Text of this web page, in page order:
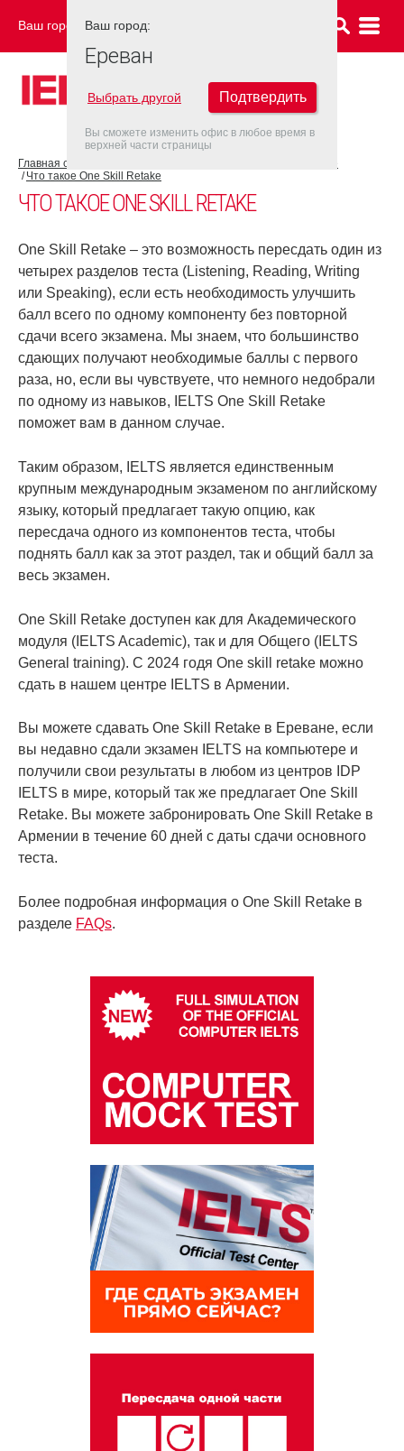
Ваш город: ЕРЕВАН
Главная страница
Что такое One Skill Retake
ЧТО ТАКОЕ ONE SKILL RETAKE
One Skill Retake – это возможность пересдать один из
четырех разделов теста (Listening, Reading, Writing
или Speaking), если есть необходимость улучшить
балл всего по одному компоненту без повторной
сдачи всего экзамена. Мы знаем, что большинство
сдающих получают необходимые баллы с первого
раза, но, если вы чувствуете, что немного недобрали
по одному из навыков, IELTS One Skill Retake
поможет вам в данном случае.
Таким образом, IELTS является единственным
крупным международным экзаменом по английскому
языку, который предлагает такую опцию, как
пересдача одного из компонентов теста, чтобы
поднять балл как за этот раздел, так и общий балл за
весь экзамен.
One Skill Retake доступен как для Академического
модуля (IELTS Academic), так и для Общего (IELTS
General training). С 2024 годя One skill retake можно
сдать в нашем центре IELTS в Армении.
Вы можете сдавать One Skill Retake в Ереване, если
вы недавно сдали экзамен IELTS на компьютере и
получили свои результаты в любом из центров IDP
IELTS в мире, который так же предлагает One Skill
Retake. Вы можете забронировать One Skill Retake в
Армении в течение 60 дней с даты сдачи основного
теста.
Более подробная информация o One Skill Retake в
разделе FAQs.
Ваш город:
Ереван
Выбрать другой Подтвердить
Вы сможете изменить офис в любое время в
верхней части страницы